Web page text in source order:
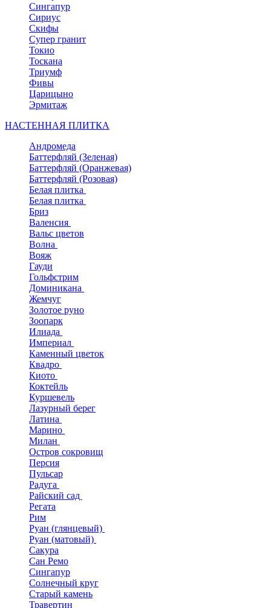
Сингапур
Сириус
Скифы
Супер гранит
Токио
Тоскана
Триумф
Фивы
Царицыно
Эрмитаж
НАСТЕННАЯ ПЛИТКА
Андромеда
Баттерфляй (Зеленая)
Баттерфляй (Оранжевая)
Баттерфляй (Розовая)
Белая плитка
Белая плитка
Бриз
Валенсия
Вальс цветов
Волна
Вояж
Гауди
Гольфстрим
Доминикана
Жемчуг
Золотое руно
Зоопарк
Илиада
Империал
Каменный цветок
Квадро
Киото
Коктейль
Куршевель
Лазурный берег
Латина
Марино
Милан
Остров сокровищ
Персия
Пульсар
Радуга
Райский сад
Регата
Рим
Руан (глянцевый)
Руан (матовый)
Сакура
Сан Ремо
Сингапур
Солнечный круг
Старый камень
Травертин